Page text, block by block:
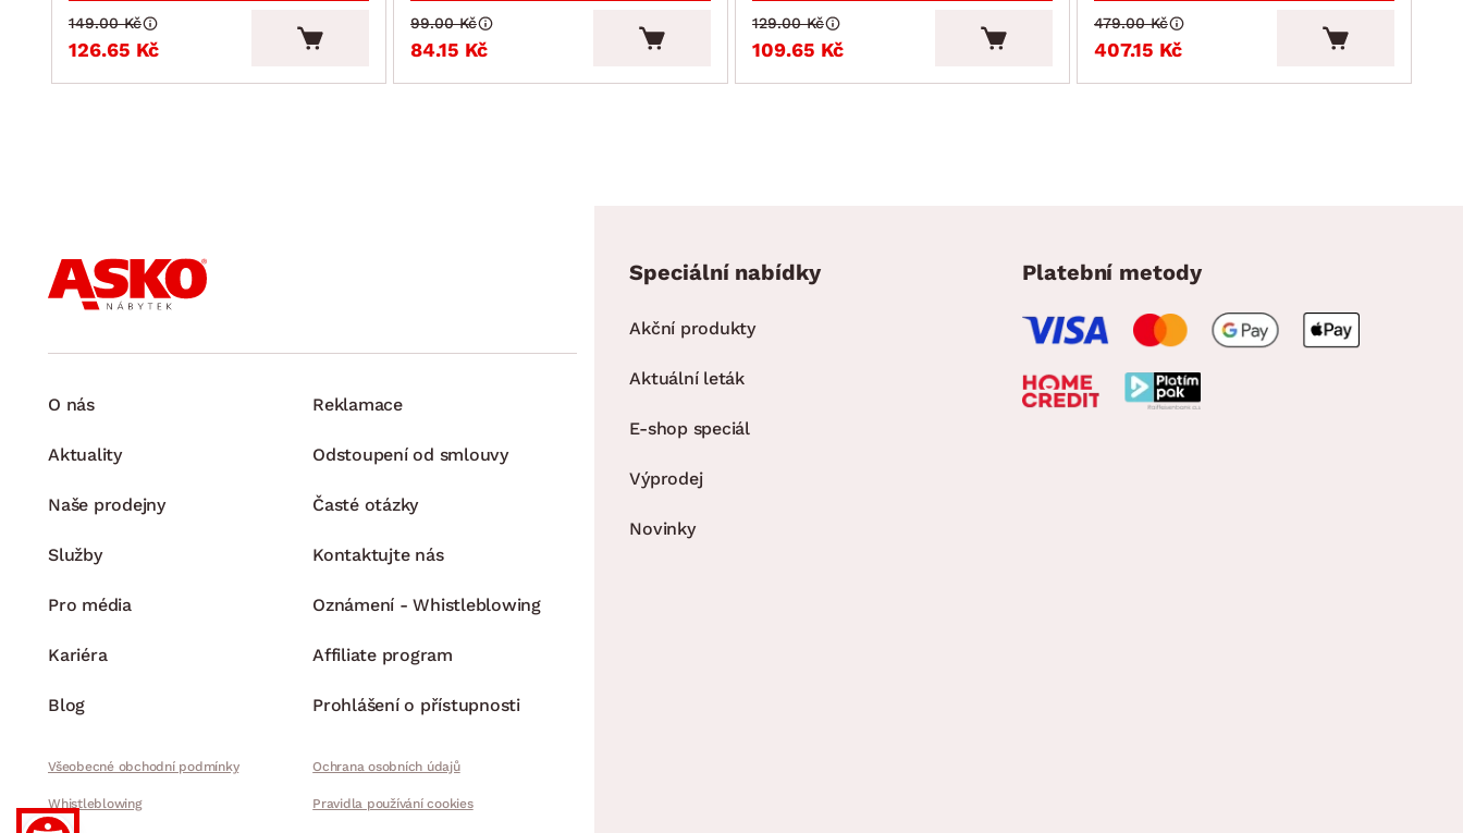
126.65 Kč
149.00 Kč
84.15 Kč
99.00 Kč
109.65 Kč
129.00 Kč
407.15 Kč
479.00 Kč
O nás
Aktuality
Naše prodejny
Služby
Pro média
Kariéra
Blog
Reklamace
Odstoupení od smlouvy
Časté otázky
Kontaktujte nás
Oznámení - Whistleblowing
Affiliate program
Prohlášení o přístupnosti
Všeobecné obchodní podmínky Ochrana osobních údajů
Whistleblowing Pravidla používání cookies
Speciální nabídky
Akční produkty
Aktuální leták
E-shop speciál
Výprodej
Novinky
Platební metody